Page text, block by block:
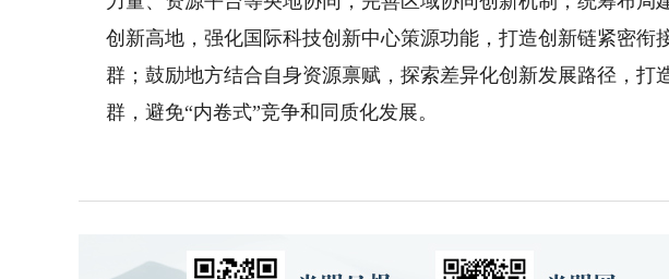
创新高地，强化国际科技创新中心策源功能，打造创新链紧密衔
群；鼓励地方结合自身资源禀赋，探索差异化创新发展路径，打
群，避免“内卷式”竞争和同质化发展。